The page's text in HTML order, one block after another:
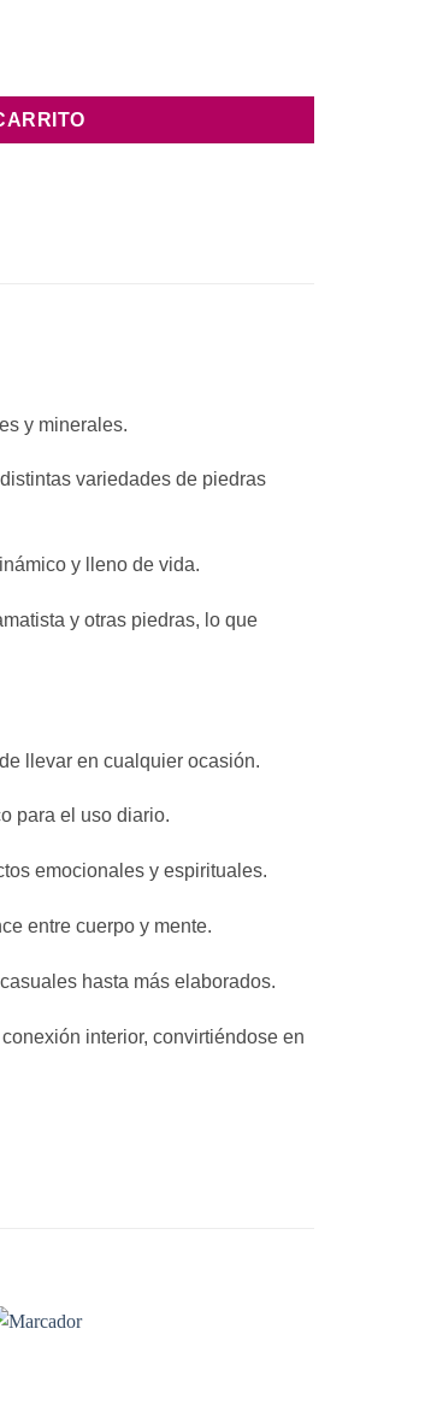
y minerales.
variedades de piedras
y lleno de vida.
y otras piedras, lo que
llevar en cualquier ocasión.
para el uso diario.
emocionales y espirituales.
entre cuerpo y mente.
hasta más elaborados.
interior, convirtiéndose en